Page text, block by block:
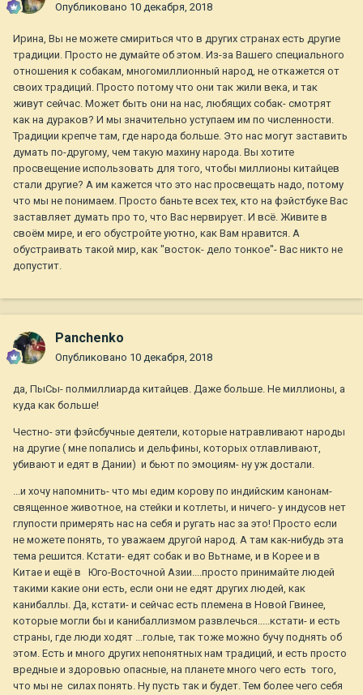
Опубликовано 10 декабря, 2018
Ирина, Вы не можете смириться что в других странах есть другие
традиции. Просто не думайте об этом. Из-за Вашего специального
отношения к собакам, многомиллионный народ, не откажется от
своих традиций. Просто потому что они так жили века, и так
живут сейчас. Может быть они на нас, любящих собак- смотрят
как на дураков? И мы значительно уступаем им по численности.
Традиции крепче там, где народа больше. Это нас могут заставить
думать по-другому, чем такую махину народа. Вы хотите
просвещение использовать для того, чтобы миллионы китайцев
стали другие? А им кажется что это нас просвещать надо, потому
что мы не понимаем. Просто баньте всех тех, кто на фэйстбуке Вас
заставляет думать про то, что Вас нервирует. И всё. Живите в
своём мире, и его обустройте уютно, как Вам нравится. А
обустраивать такой мир, как "восток- дело тонкое"- Вас никто не
допустит.
Panchenko
Опубликовано 10 декабря, 2018
да, ПыСы- полмиллиарда китайцев. Даже больше. Не миллионы, а
куда как больше!
Честно- эти фэйсбучные деятели, которые натравливают народы
на другие ( мне попались и дельфины, которых отлавливают,
убивают и едят в Дании) и бьют по эмоциям- ну уж достали.
...и хочу напомнить- что мы едим корову по индийским канонам-
священное животное, на стейки и котлеты, и ничего- у индусов нет
глупости примерять нас на себя и ругать нас за это! Просто если
не можете понять, то уважаем другой народ. А там как-нибудь эта
тема решится. Кстати- едят собак и во Вьтнаме, и в Корее и в
Китае и ещё в Юго-Восточной Азии....просто принимайте людей
такими какие они есть, если они не едят других людей, как
канибаллы. Да, кстати- и сейчас есть племена в Новой Гвинее,
которые могли бы и канибаллизмом развлечься.....кстати- и есть
страны, где люди ходят ...голые, так тоже можно бучу поднять об
этом. Есть и много других непонятных нам традиций, и есть просто
вредные и здоровью опасные, на планете много чего есть того,
что мы не силах понять. Ну пусть так и будет. Тем более чего себя